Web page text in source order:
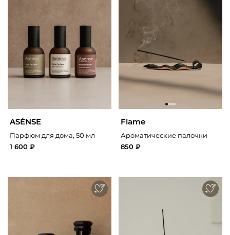
ASÉNSE
Парфюм для дома, 50 мл
1 600 ₽
Flame
Ароматические палочки
850 ₽